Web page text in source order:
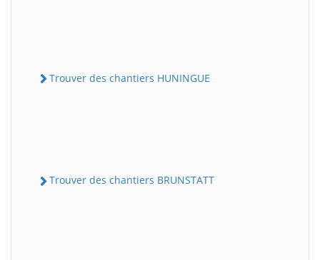
Trouver des chantiers HUNINGUE
Trouver des chantiers BRUNSTATT